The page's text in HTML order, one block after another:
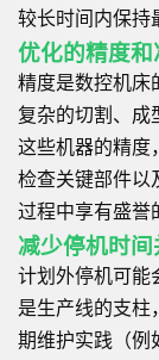
较长时间内保持
优化的精度和
精度是数控机床
复杂的切割、成
这些机器的精度
检查关键部件以
过程中享有盛誉
减少停机时
计划外停机可能
是生产线的支柱
期维护实践（例